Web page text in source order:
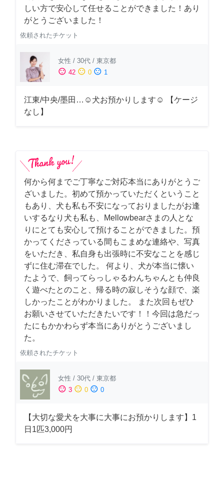
しい方で安心して任せることができました！あり
がとうございました！
依頼されたチケット
女性 / 30代 / 東京都
sentiment_satisfied 42 sentiment_neutral 0 sentiment_dissatisfied 1
江東/中央/墨田…☺︎犬お預かりします☺︎ 【ケージ
なし】
何から何までご丁寧なご対応本当にありがとうご
ざいました。初めて預かっていただくということ
もあり、犬も私も不安になっておりましたがお逢
いするなり犬も私も、Mellowbearさまの人とな
りにとても安心して預けることができました。預
かってくださっている間もこまめな連絡や、写真
をいただき、私自身も出張時に不安なことを感じ
ずに住む滞在でした。 何より、犬が本当に懐い
たようで、飼ってらっしゃるわんちゃんとも仲良
く遊べたとのこと、帰る時の寂しそうな顔で、楽
しかったことがわかりました。 また次回もぜひ
お願いさせていただきたいです！！今回は急だっ
たにもかかわらず本当にありがとうございまし
た。
依頼されたチケット
女性 / 30代 / 東京都
sentiment_satisfied 3 sentiment_neutral 0 sentiment_dissatisfied 0
【大切な愛犬を大事に大事にお預かりします】1
日1匹3,000円